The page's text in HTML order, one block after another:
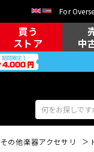
For
買う
ストア
中
その他楽器アクセサリ